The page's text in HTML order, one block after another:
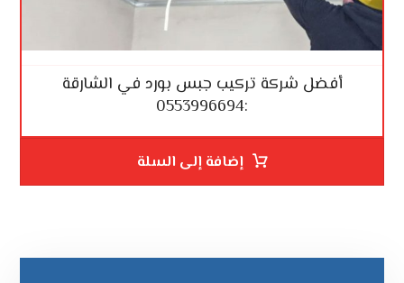
أفضل شركة تركيب جبس بورد في الشارقة
:0553996694
إضافة إلى السلة